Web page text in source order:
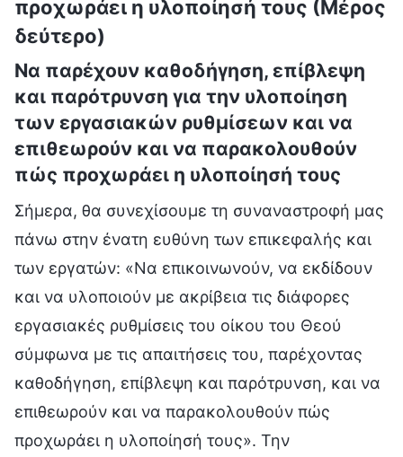
προχωράει η υλοποίησή τους (Μέρος
δεύτερο)
Να παρέχουν καθοδήγηση, επίβλεψη
και παρότρυνση για την υλοποίηση
των εργασιακών ρυθμίσεων και να
επιθεωρούν και να παρακολουθούν
πώς προχωράει η υλοποίησή τους
Σήμερα, θα συνεχίσουμε τη συναναστροφή μας
πάνω στην ένατη ευθύνη των επικεφαλής και
των εργατών: «Να επικοινωνούν, να εκδίδουν
και να υλοποιούν με ακρίβεια τις διάφορες
εργασιακές ρυθμίσεις του οίκου του Θεού
σύμφωνα με τις απαιτήσεις του, παρέχοντας
καθοδήγηση, επίβλεψη και παρότρυνση, και να
επιθεωρούν και να παρακολουθούν πώς
προχωράει η υλοποίησή τους». Την